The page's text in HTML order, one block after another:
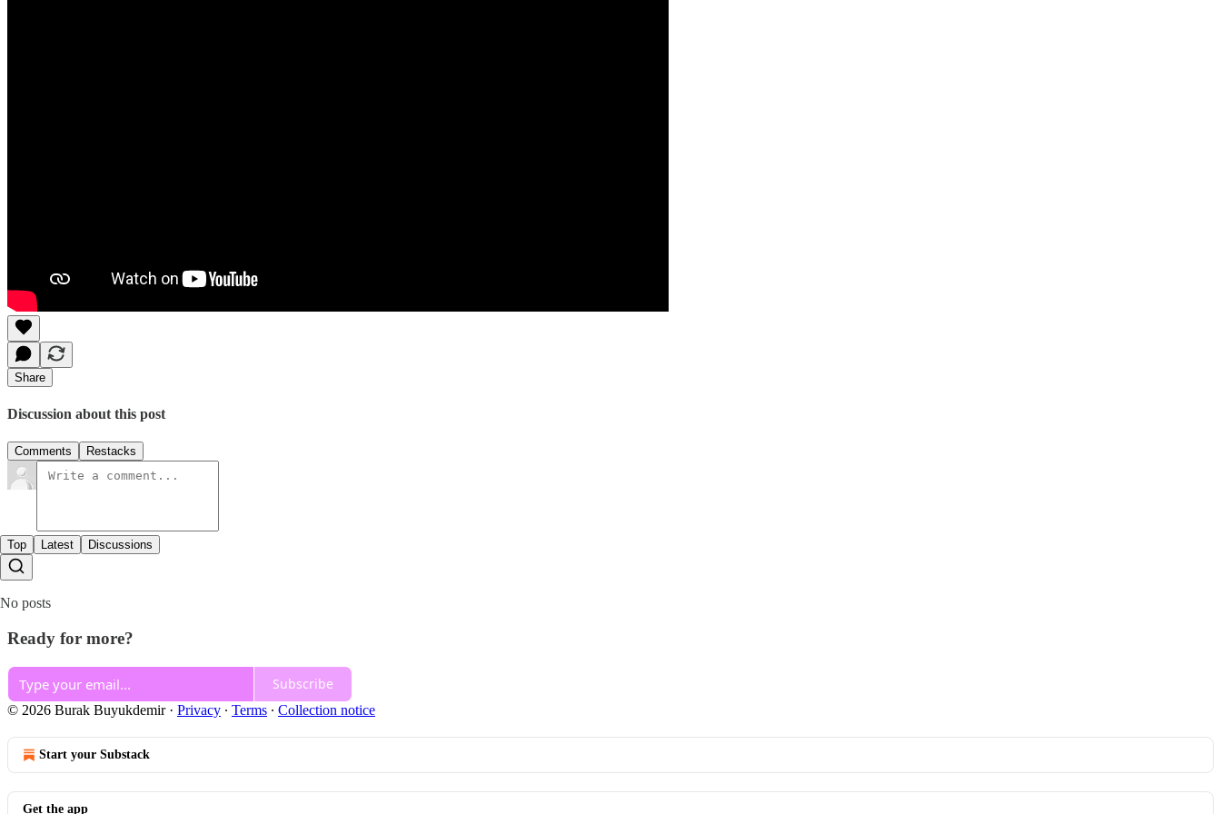
Share
Discussion about this post
Comments Restacks
Top Latest Discussions
No posts
Ready for more?
Subscribe
© 2026 Burak Buyukdemir· Privacy ∙ Terms ∙ Collection notice
Start your Substack
Get the app